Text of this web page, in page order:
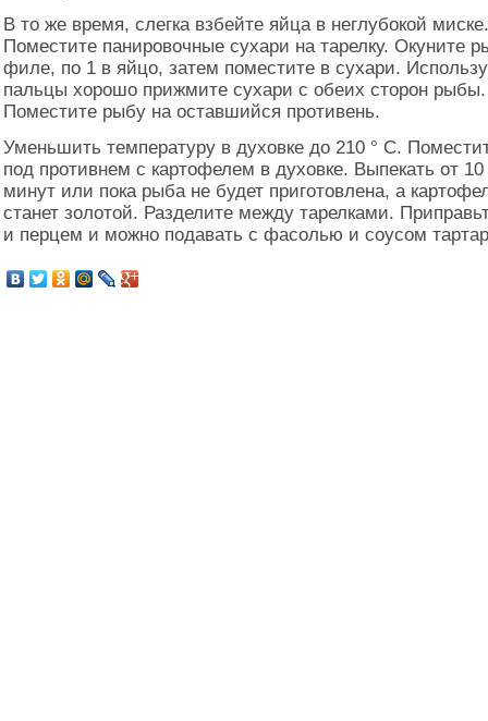
В то же время, слегка взбейте яйца в неглубокой миске.
Поместите панировочные сухари на тарелку. Окуните
филе, по 1 в яйцо, затем поместите в сухари.
пальцы хорошо прижмите сухари с обеих сторон рыбы.
Поместите рыбу на оставшийся противень.
Уменьшить температуру в духовке до 210 ° C.
под противнем с картофелем в духовке. Выпекать от
минут или пока рыба не будет приготовлена, а
станет золотой. Разделите между тарелками.
и перцем и можно подавать с фасолью и соусом